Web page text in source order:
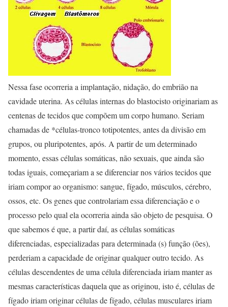
Nessa fase ocorreria a implantação, nidação, do embrião na
cavidade uterina. As células internas do blastocisto originariam as
centenas de tecidos que compõem um corpo humano. Seriam
chamadas de *células-tronco totipotentes, antes da divisão em
grupos, ou pluripotentes, após. A partir de um determinado
momento, essas células somáticas, não sexuais, que ainda são
todas iguais, começariam a se diferenciar nos vários tecidos que
iriam compor ao organismo: sangue, fígado, músculos, cérebro,
ossos, etc. Os genes que controlariam essa diferenciação e o
processo pelo qual ela ocorreria ainda são objeto de pesquisa. O
que sabemos é que, a partir daí, as células somáticas
diferenciadas, especializadas para determinada (s) função (ões),
perderiam a capacidade de originar qualquer outro tecido. As
células descendentes de uma célula diferenciada iriam manter as
mesmas características daquela que as originou, isto é, células de
fígado iriam originar células de fígado, células musculares iriam